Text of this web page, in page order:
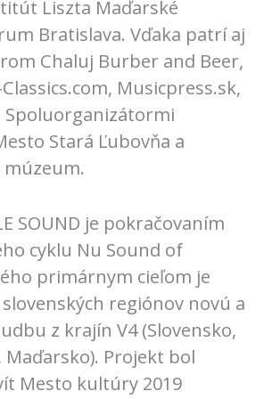
Liszta Maďarské
Bratislava. Vďaka patrí aj
Chaluj Burber and Beer,
Musicpress.sk,
Stará Ľubovňa a
SOUND je pokračovaním
cyklu Nu Sound of
primárnym cieľom je
regiónov novú a
z krajín V4 (Slovensko,
Maďarsko). Projekt bol
Mesto kultúry 2019